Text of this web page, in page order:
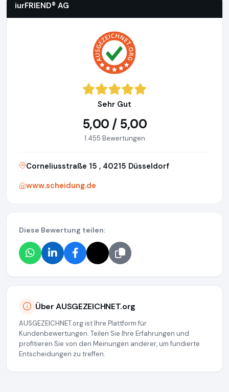
iurFRIEND® AG
Sehr Gut
5,00 / 5,00
1.455 Bewertungen
Corneliusstraße 15 , 40215 Düsseldorf
www.scheidung.de
Diese Bewertung teilen:
Über AUSGEZEICHNET.org
AUSGEZEICHNET.org ist Ihre Plattform für
Kundenbewertungen. Teilen Sie Ihre Erfahrungen und
profitieren Sie von den Meinungen anderer, um fundierte
Entscheidungen zu treffen.